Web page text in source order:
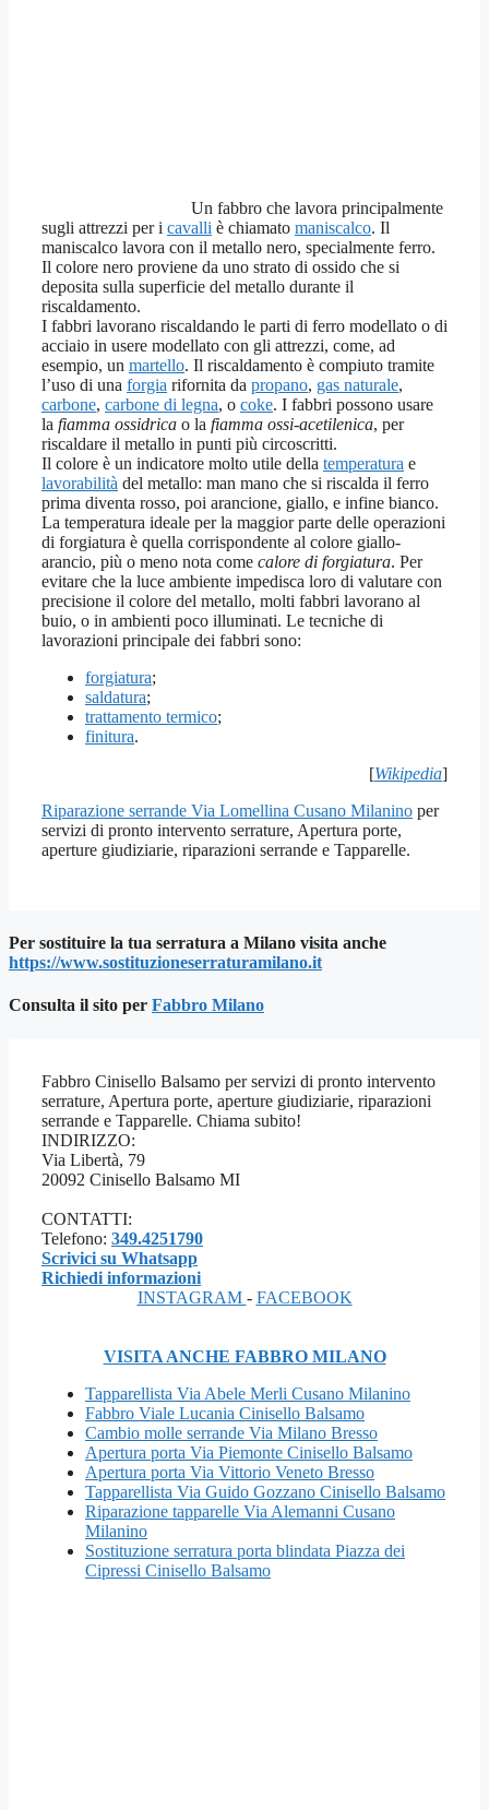
Un fabbro che lavora principalmente
sugli attrezzi per i cavalli è chiamato maniscalco. Il
maniscalco lavora con il metallo nero, specialmente ferro.
Il colore nero proviene da uno strato di ossido che si
deposita sulla superficie del metallo durante il
riscaldamento.
I fabbri lavorano riscaldando le parti di ferro modellato o di
acciaio in usere modellato con gli attrezzi, come, ad
esempio, un martello. Il riscaldamento è compiuto tramite
l’uso di una forgia rifornita da propano, gas naturale,
carbone, carbone di legna, o coke. I fabbri possono usare
la fiamma ossidrica o la fiamma ossi-acetilenica, per
riscaldare il metallo in punti più circoscritti.
Il colore è un indicatore molto utile della temperatura e
lavorabilità del metallo: man mano che si riscalda il ferro
prima diventa rosso, poi arancione, giallo, e infine bianco.
La temperatura ideale per la maggior parte delle operazioni
di forgiatura è quella corrispondente al colore giallo-
arancio, più o meno nota come calore di forgiatura. Per
evitare che la luce ambiente impedisca loro di valutare con
precisione il colore del metallo, molti fabbri lavorano al
buio, o in ambienti poco illuminati. Le tecniche di
lavorazioni principale dei fabbri sono:
forgiatura;
saldatura;
trattamento termico;
finitura.
[Wikipedia]
Riparazione serrande Via Lomellina Cusano Milanino per
servizi di pronto intervento serrature, Apertura porte,
aperture giudiziarie, riparazioni serrande e Tapparelle.
Per sostituire la tua serratura a Milano visita anche
https://www.sostituzioneserraturamilano.it
Consulta il sito per Fabbro Milano
Fabbro Cinisello Balsamo per servizi di pronto intervento
serrature, Apertura porte, aperture giudiziarie, riparazioni
serrande e Tapparelle. Chiama subito!
INDIRIZZO:
Via Libertà, 79
20092 Cinisello Balsamo MI
CONTATTI:
Telefono: 349.4251790
Scrivici su Whatsapp
Richiedi informazioni
INSTAGRAM - FACEBOOK
VISITA ANCHE FABBRO MILANO
Tapparellista Via Abele Merli Cusano Milanino
Fabbro Viale Lucania Cinisello Balsamo
Cambio molle serrande Via Milano Bresso
Apertura porta Via Piemonte Cinisello Balsamo
Apertura porta Via Vittorio Veneto Bresso
Tapparellista Via Guido Gozzano Cinisello Balsamo
Riparazione tapparelle Via Alemanni Cusano
Milanino
Sostituzione serratura porta blindata Piazza dei
Cipressi Cinisello Balsamo